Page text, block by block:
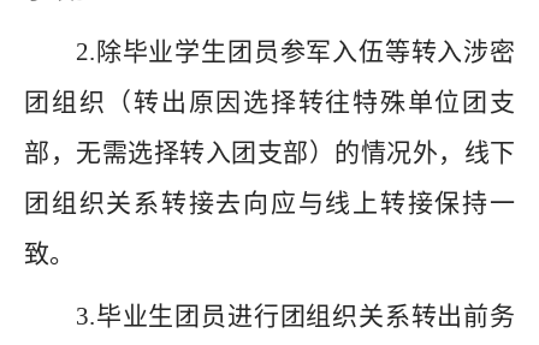
2. 除毕业学生团员参军入伍等转入涉密
团组织
（ 转出原因选择转往特殊单位团支
部，无需选择转入团支部） 的情况外，线下
团组织关系转接去向应与线上转接保持一
致。
3.毕业生团员进行团组织关系转出前务